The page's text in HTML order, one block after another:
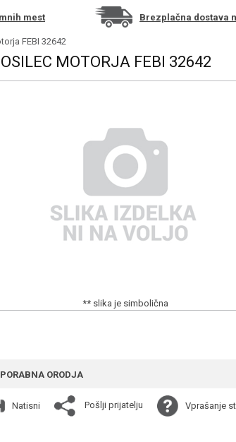
mest Brezplačna dostava
FEBI 32642
MOTORJA FEBI 32642
** slika je simbolična
ORODJA
Natisni Pošlji prijatelju Vprašanje